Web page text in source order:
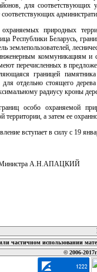
для соответствующих
соответствующих
природных
Республики Беларусь,
землепользователей,
коммуникациям и
перечисленных в
границей
отдельно стоящего
радиусу кроны
особо охраняемой
территории, а затем ее
вступает в силу с 19
Министра А.Н.АПАЦКИЙ
частичном использовании
© 2006-